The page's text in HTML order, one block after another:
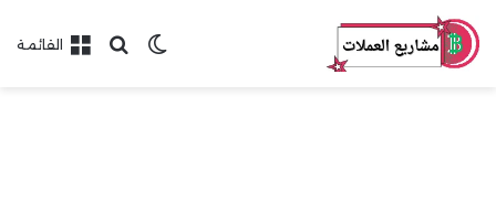
القائمةبحث عن
الوضع المظلم